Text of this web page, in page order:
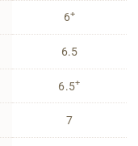
6+
6.5
6.5+
7